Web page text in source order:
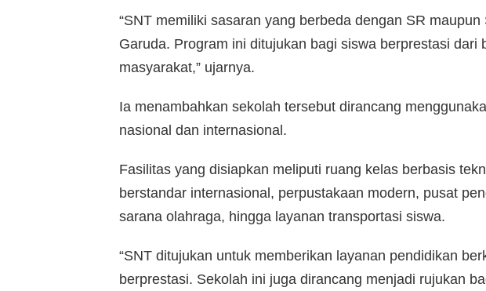
“SNT memiliki sasaran yang berbeda dengan SR maupun
Garuda. Program ini ditujukan bagi siswa berprestasi dari
masyarakat,” ujarnya.
Ia menambahkan sekolah tersebut dirancang
nasional dan internasional.
Fasilitas yang disiapkan meliputi ruang kelas berbasis
berstandar internasional, perpustakaan modern, pusat
sarana olahraga, hingga layanan transportasi siswa.
“SNT ditujukan untuk memberikan layanan pendidikan
berprestasi. Sekolah ini juga dirancang menjadi rujukan